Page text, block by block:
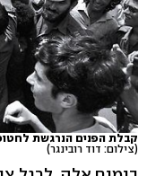
קבלת הפנים הנרגשת
(צילום: דוד רובינגר)